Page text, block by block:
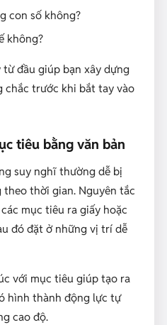
con số không?
không?
đầu giúp bạn xây dựng
trước khi bắt tay vào
tiêu bằng văn bản
suy nghĩ thường dễ bị
theo thời gian. Nguyên tắc
mục tiêu ra giấy hoặc
đó đặt ở những vị trí dễ
với mục tiêu giúp tạo ra
hình thành động lực tự
cao độ.